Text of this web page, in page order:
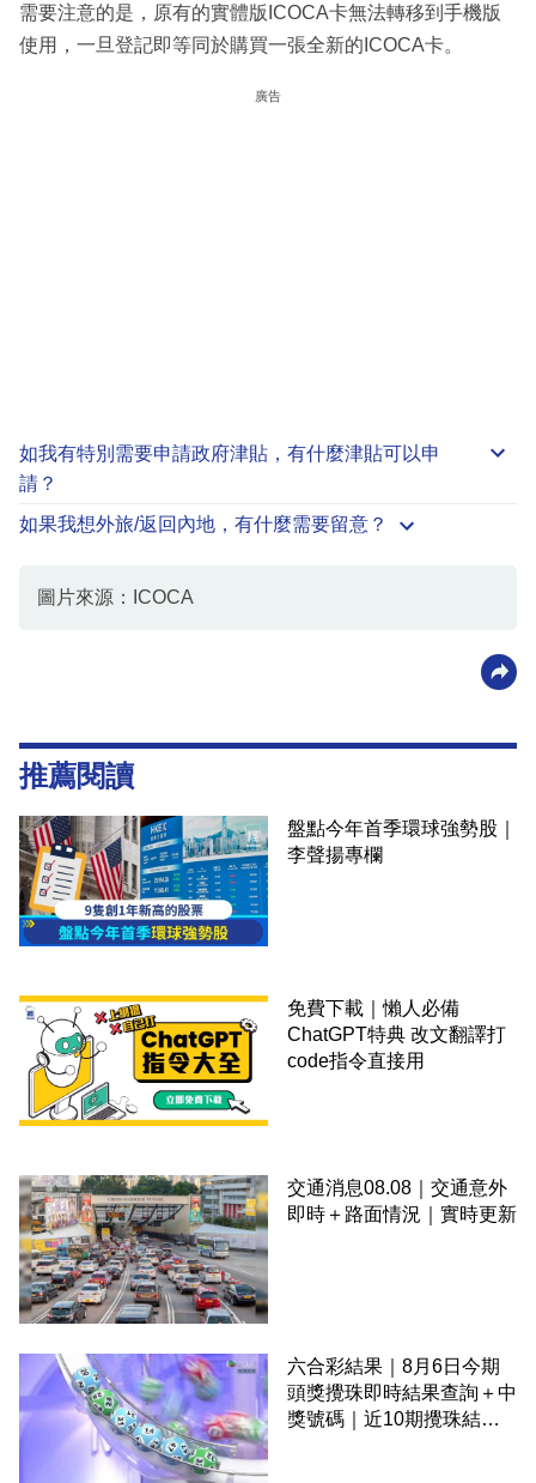
需要注意的是，原有的實體版ICOCA卡無法轉移到手機版
使用，一旦登記即等同於購買一張全新的ICOCA卡。
廣告
如我有特別需要申請政府津貼 ，有什麼津貼可以申
請？
如果我想外旅/返回內地，有什麼需要留意？
圖片來源：ICOCA
推薦閱讀
盤點今年首季環球強勢股｜
李聲揚專欄
免費下載｜懶人必備
ChatGPT特典 改文翻譯打
code指令直接用
交通消息08.08｜交通意外
即時＋路面情況｜實時更新
六合彩結果｜8月6日今期
頭獎攪珠即時結果查詢＋中
獎號碼｜近10期攪珠結果